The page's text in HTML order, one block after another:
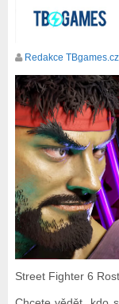
Redakce TBgames.cz
Street Fighter 6